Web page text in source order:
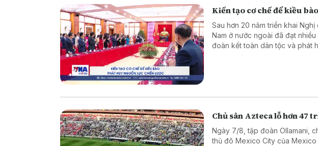
Kiến tạo cơ chế để kiều
Sau hơn 20 năm triển khai
Nam ở nước ngoài đã đạt
đoàn kết toàn dân tộc và phát
Chủ sân Azteca lỗ hơn 47
Ngày 7/8, tập đoàn Ollamani,
thủ đô Mexico City của